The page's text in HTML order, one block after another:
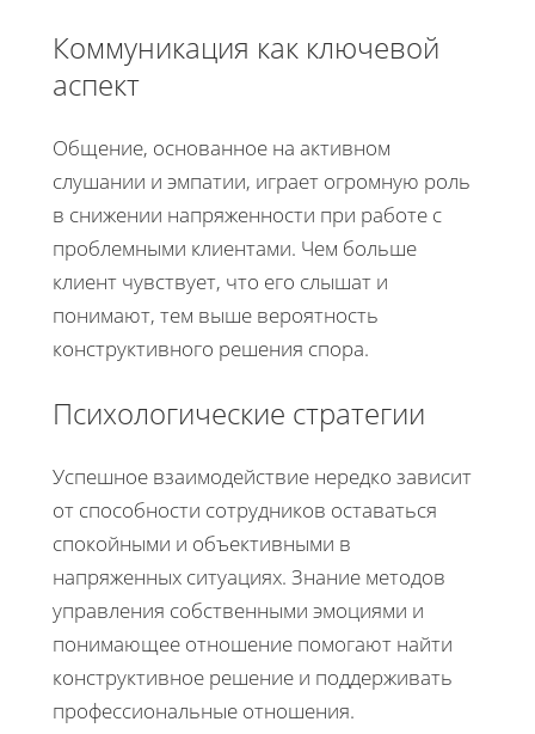
Коммуникация как ключевой
аспект
Общение, основанное на активном
слушании и эмпатии, играет огромную роль
в снижении напряженности при работе с
проблемными клиентами. Чем больше
клиент чувствует, что его слышат и
понимают, тем выше вероятность
конструктивного решения спора.
Психологические стратегии
Успешное взаимодействие нередко зависит
от способности сотрудников оставаться
спокойными и объективными в
напряженных ситуациях. Знание методов
управления собственными эмоциями и
понимающее отношение помогают найти
конструктивное решение и поддерживать
профессиональные отношения.